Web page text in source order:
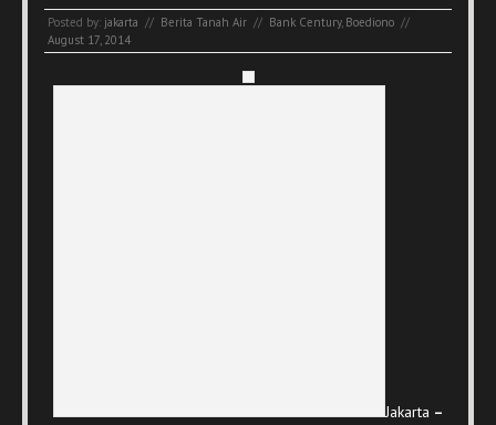
Posted by: jakarta // Berita Tanah Air // Bank Century, Boediono //
August 17, 2014
Jakarta –